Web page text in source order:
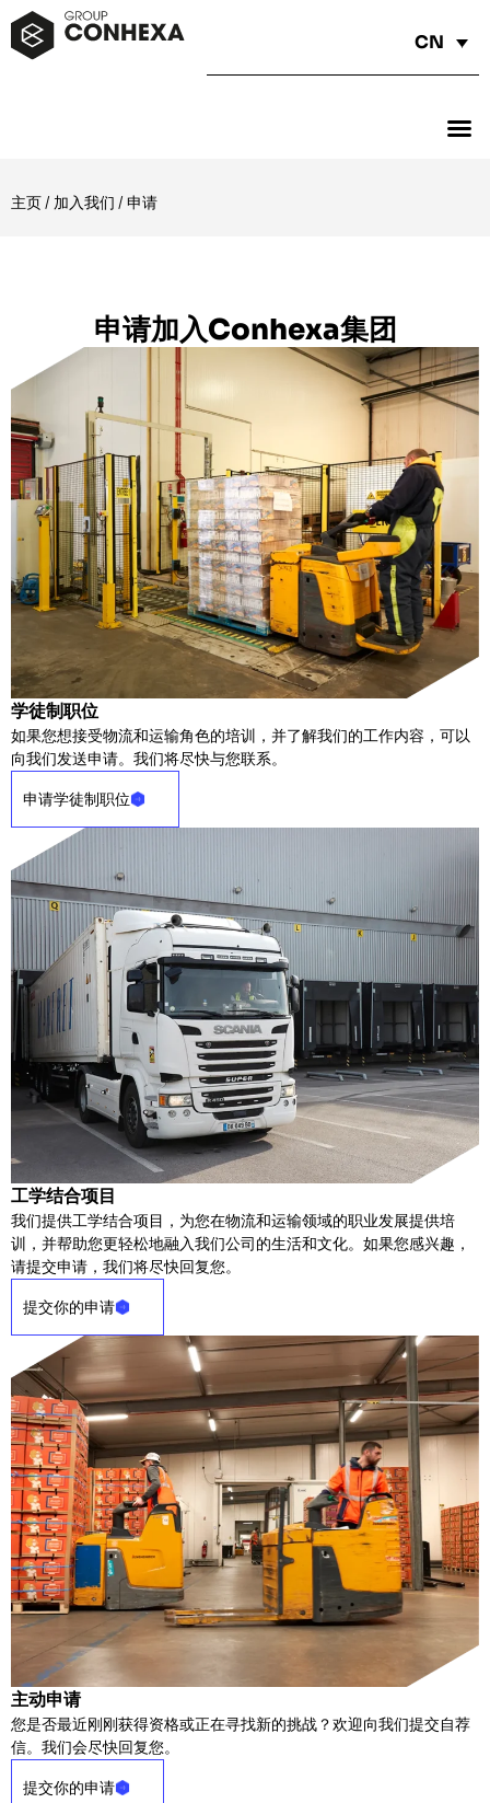
CN
主页/ 加入我们 / 申请
申请加入Conhexa集团
学徒制职位
如果您想接受物流和运输角色的培训，并了解我们的工作内容，可以
向我们发送申请。我们将尽快与您联系。
申请学徒制职位
工学结合项目
我们提供工学结合项目，为您在物流和运输领域的职业发展提供培
训，并帮助您更轻松地融入我们公司的生活和文化。如果您感兴趣，
请提交申请，我们将尽快回复您。
提交你的申请
主动申请
您是否最近刚刚获得资格或正在寻找新的挑战？欢迎向我们提交自荐
信。我们会尽快回复您。
提交你的申请